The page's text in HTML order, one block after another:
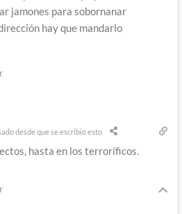
jamones para sobornanar
hay que mandarlo
desde que se escribió esto
hasta en los terroríficos.